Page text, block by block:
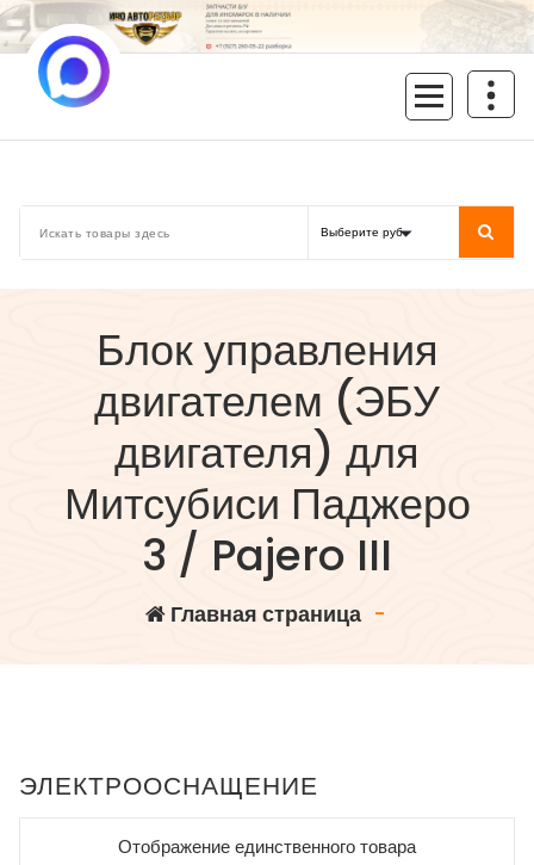
Перейти
к
содержимому
Блок управления
двигателем (ЭБУ
двигателя) для
Митсубиси Паджеро
3 / Pajero III
Главная страница-
ЭЛЕКТРООСНАЩЕНИЕ
Отображение единственного товара